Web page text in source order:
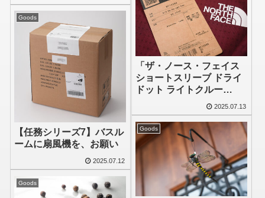
「ザ・ノース・フェイス
ショートスリーブ ドライ
ドット ライトクルー
NT12588」のサイズ感
2025.07.13
Goods
【任務シリーズ7】バスル
ームに扇風機を、お願い
2025.07.12
Goods
Goods